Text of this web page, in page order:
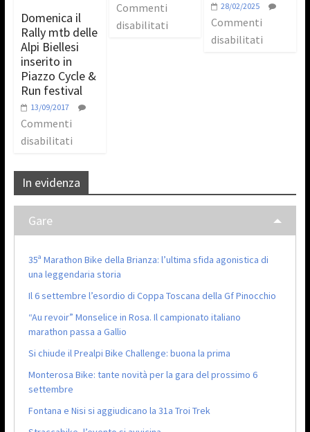
Domenica il
Rally mtb delle
Alpi Biellesi
inserito in
Piazzo Cycle &
Run festival
13/09/2017
Commenti
disabilitati
Commenti
disabilitati
28/02/2025
Commenti
disabilitati
In evidenza
Gare
35ª Marathon Bike della Brianza: l’ultima sfida agonistica di
una leggendaria storia
Il 6 settembre l’esordio di Coppa Toscana della Gf Pinocchio
“Au revoir” Monselice in Rosa. Il campionato italiano
marathon passa a Gallio
Si chiude il Prealpi Bike Challenge: buona la prima
Monterosa Bike: tante novità per la gara del prossimo 6
settembre
Fontana e Nisi si aggiudicano la 31a Troi Trek